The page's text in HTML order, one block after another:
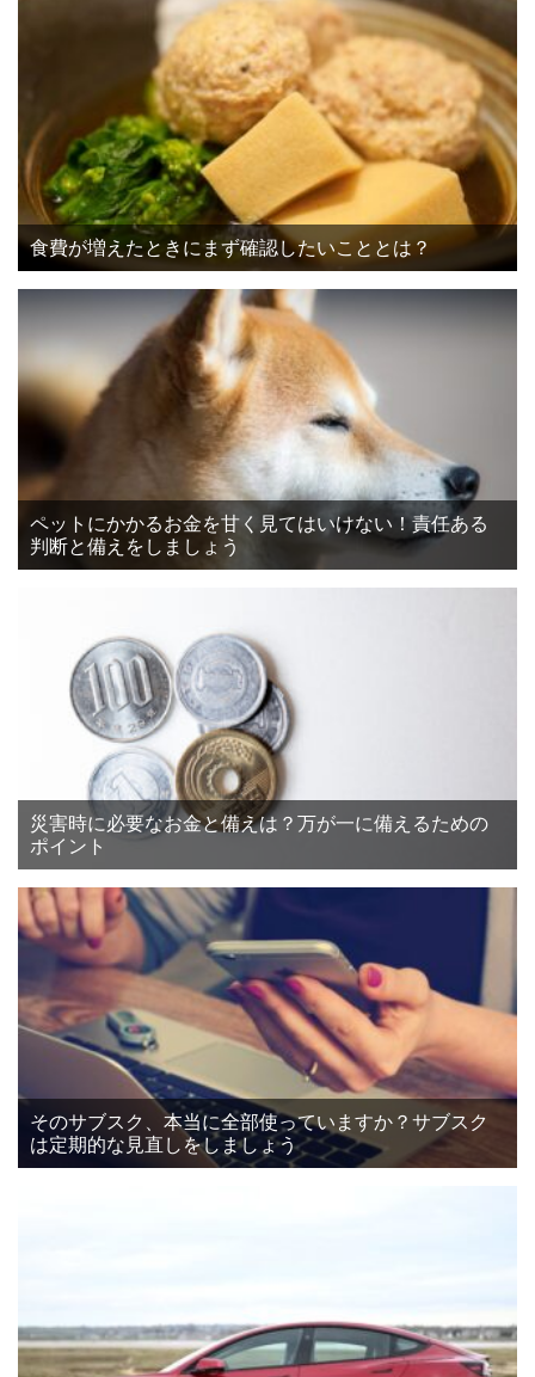
食費が増えたときにまず確認したいこととは？
ペットにかかるお金を甘く見てはいけない！責任ある
判断と備えをしましょう
災害時に必要なお金と備えは？万が一に備えるための
ポイント
そのサブスク、本当に全部使っていますか？サブスク
は定期的な見直しをしましょう